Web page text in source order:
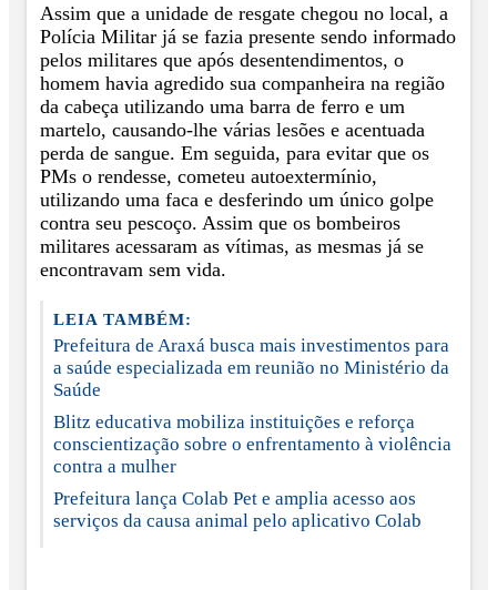
Assim que a unidade de resgate chegou no local, a
Polícia Militar já se fazia presente sendo informado
pelos militares que após desentendimentos, o
homem havia agredido sua companheira na região
da cabeça utilizando uma barra de ferro e um
martelo, causando-lhe várias lesões e acentuada
perda de sangue. Em seguida, para evitar que os
PMs o rendesse, cometeu autoextermínio,
utilizando uma faca e desferindo um único golpe
contra seu pescoço. Assim que os bombeiros
militares acessaram as vítimas, as mesmas já se
encontravam sem vida.
LEIA TAMBÉM:
Prefeitura de Araxá busca mais investimentos para
a saúde especializada em reunião no Ministério da
Saúde
Blitz educativa mobiliza instituições e reforça
conscientização sobre o enfrentamento à violência
contra a mulher
Prefeitura lança Colab Pet e amplia acesso aos
serviços da causa animal pelo aplicativo Colab